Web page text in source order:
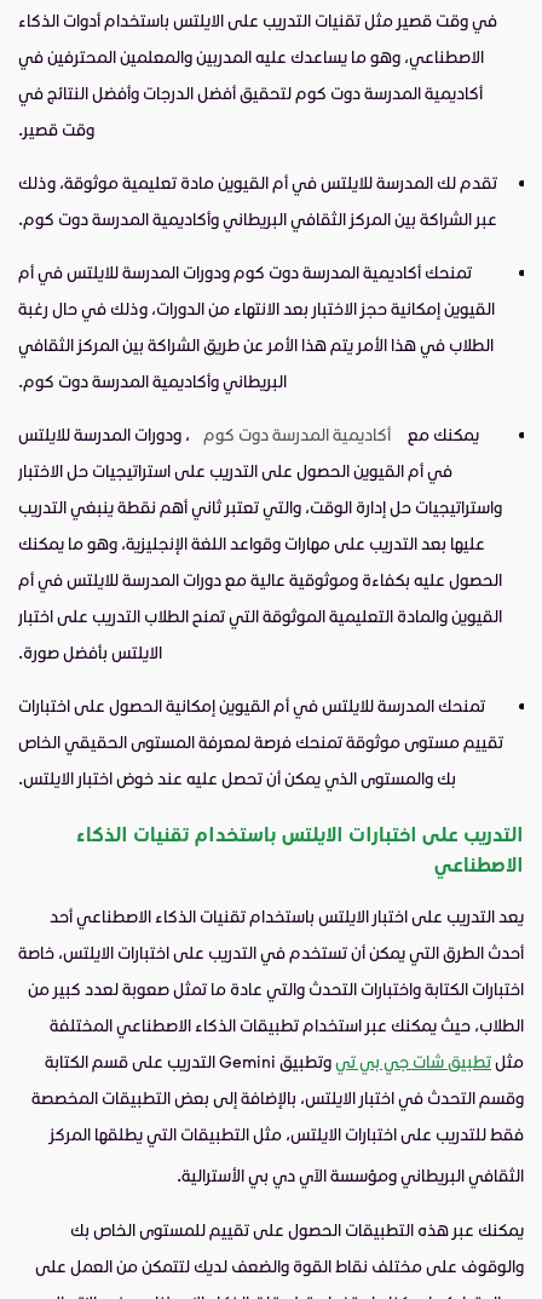
في وقت قصير مثل تقنيات التدريب على الايلتس باستخدام أدوات الذكاء
الاصطناعي، وهو ما يساعدك عليه المدربين والمعلمين المحترفين في
أكاديمية المدرسة دوت كوم لتحقيق أفضل الدرجات وأفضل النتائج في
وقت قصير.
تقدم لك المدرسة للايلتس في أم القيوين مادة تعليمية موثوقة، وذلك
عبر الشراكة بين المركز الثقافي البريطاني وأكاديمية المدرسة دوت كوم.
تمنحك أكاديمية المدرسة دوت كوم ودورات المدرسة للايلتس في أم
القيوين إمكانية حجز الاختبار بعد الانتهاء من الدورات، وذلك في حال رغبة
الطلاب في هذا الأمر يتم هذا الأمر عن طريق الشراكة بين المركز الثقافي
البريطاني وأكاديمية المدرسة دوت كوم.
يمكنك مع أكاديمية المدرسة دوت كوم
، ودورات المدرسة للايلتس
في أم القيوين الحصول على التدريب على استراتيجيات حل الاختبار
واستراتيجيات حل إدارة الوقت، والتي تعتبر ثاني أهم نقطة ينبغي التدريب
عليها بعد التدريب على مهارات وقواعد اللغة الإنجليزية، وهو ما يمكنك
الحصول عليه بكفاءة وموثوقية عالية مع دورات المدرسة للايلتس في أم
القيوين والمادة التعليمية الموثوقة التي تمنح الطلاب التدريب على اختبار
الايلتس بأفضل صورة.
تمنحك المدرسة للايلتس في أم القيوين إمكانية الحصول على اختبارات
تقييم مستوى موثوقة تمنحك فرصة لمعرفة المستوى الحقيقي الخاص
بك والمستوى الذي يمكن أن تحصل عليه عند خوض اختبار الايلتس.
التدريب على اختبارات الايلتس باستخدام تقنيات الذكاء
الاصطناعي
يعد التدريب على اختبار الايلتس باستخدام تقنيات الذكاء الاصطناعي أحد
أحدث الطرق التي يمكن أن تستخدم في التدريب على اختبارات الايلتس، خاصة
اختبارات الكتابة واختبارات التحدث والتي عادة ما تمثل صعوبة لعدد كبير من
الطلاب، حيث يمكنك عبر استخدام تطبيقات الذكاء الاصطناعي المختلفة
مثلتطبيق شات جي بي تي
وتطبيق Gemini التدريب على قسم الكتابة
وقسم التحدث في اختبار الايلتس، بالإضافة إلى بعض التطبيقات المخصصة
فقط للتدريب على اختبارات الايلتس، مثل التطبيقات التي يطلقها المركز
الثقافي البريطاني ومؤسسة الآي دي بي الأسترالية.
يمكنك عبر هذه التطبيقات الحصول على تقييم للمستوى الخاص بك
والوقوف على مختلف نقاط القوة والضعف لديك لتتمكن من العمل على